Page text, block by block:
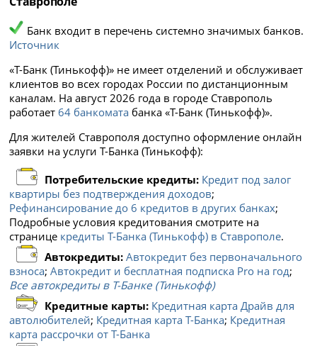
Банк входит в перечень системно значимых банков.
Источник
«Т-Банк (Тинькофф)» не имеет отделений и обслуживает
клиентов во всех городах России по дистанционным
каналам. На август 2026 года в городе Ставрополь
работает 64 банкомата банка «Т-Банк (Тинькофф)».
Для жителей Ставрополя доступно оформление онлайн
заявки на услуги Т-Банка (Тинькофф):
Потребительские кредиты: Кредит под залог
квартиры без подтверждения доходов;
Рефинансирование до 6 кредитов в других банках;
Подробные условия кредитования смотрите на
странице кредиты Т-Банка (Тинькофф) в Ставрополе.
Автокредиты:Автокредит без первоначального
взноса;Автокредит и бесплатная подписка Pro на год;
Все автокредиты в Т-Банке (Тинькофф)
Кредитные карты: Кредитная карта Драйв для
автолюбителей; Кредитная карта Т-Банка; Кредитная
карта рассрочки от Т-Банка